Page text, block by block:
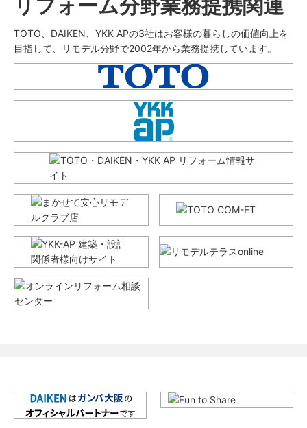
リフォーム分野業務提携関連
TOTO、DAIKEN、YKK APの3社はお客様の暮らしの価値向上を
目指して、リモデル分野で2002年から業務提携しています。